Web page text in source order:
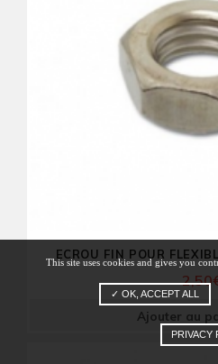
ECROU FIN POUR
2,50
Ajouter au
This site uses cookies and gives you
✓ OK, ACCEPT ALL
PRIVACY